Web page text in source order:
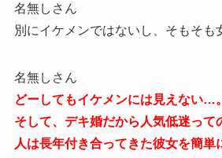
名無しさん
別にイケメンではないし、そもそも
名無しさん
どーしてもイケメンには見えない…。
そして、デキ婚だから人気低迷って
人は長年付き合ってきた彼女を簡単